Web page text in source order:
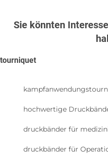
Sie könnten
tourniquet
hochwertige
druckbänder für
druckbänder für